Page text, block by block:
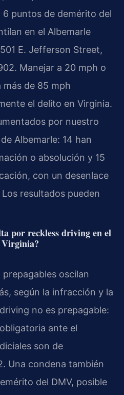
6 puntos de demérito del
en el Albemarle
E. Jefferson Street,
Manejar a 20 mph o
más de 85 mph
el delito en Virginia.
por nuestro
Albemarle: 14 han
o absolución y 15
con un desenlace
resultados pueden
por reckless driving en el
Virginia?
oscilan
según la infracción y la
no es prepagable:
ante el
son de
Una condena también
del DMV, posible